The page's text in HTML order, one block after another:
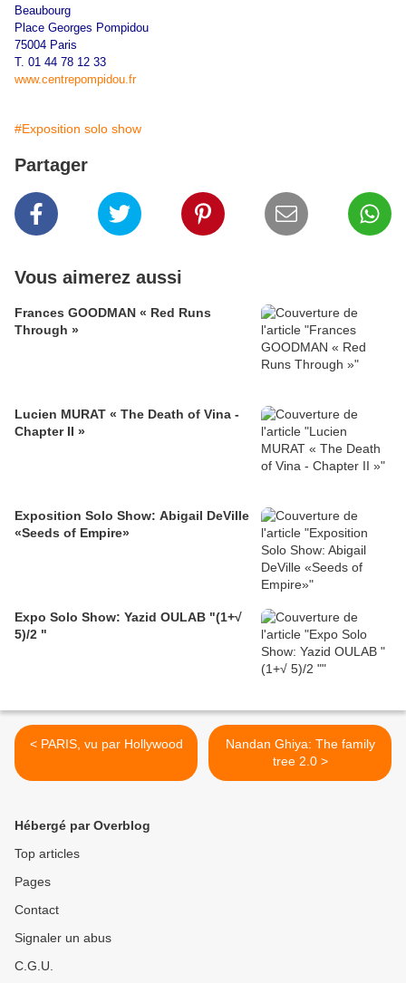
Beaubourg
Place Georges Pompidou
75004 Paris
T. 01 44 78 12 33
www.centrepompidou.fr
#Exposition solo show
Partager
Vous aimerez aussi
Frances GOODMAN « Red Runs
Through »
Lucien MURAT « The Death of Vina -
Chapter II »
Exposition Solo Show: Abigail DeVille
«Seeds of Empire»
Expo Solo Show: Yazid OULAB "(1+√
5)/2 "
< PARIS, vu par Hollywood
Nandan Ghiya: The family
tree 2.0 >
Hébergé par Overblog
Top articles
Pages
Contact
Signaler un abus
C.G.U.